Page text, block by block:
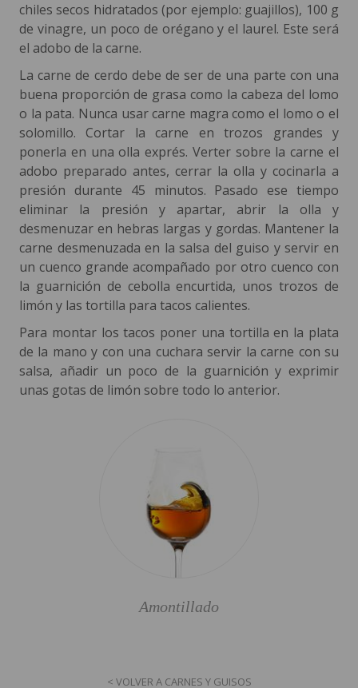
chiles secos hidratados (por ejemplo: guajillos), 100 g
de vinagre, un poco de orégano y el laurel. Este será
el adobo de la carne.
La carne de cerdo debe de ser de una parte con una
buena proporción de grasa como la cabeza del lomo
o la pata. Nunca usar carne magra como el lomo o el
solomillo. Cortar la carne en trozos grandes y
ponerla en una olla exprés. Verter sobre la carne el
adobo preparado antes, cerrar la olla y cocinarla a
presión durante 45 minutos. Pasado ese tiempo
eliminar la presión y apartar, abrir la olla y
desmenuzar en hebras largas y gordas. Mantener la
carne desmenuzada en la salsa del guiso y servir en
un cuenco grande acompañado por otro cuenco con
la guarnición de cebolla encurtida, unos trozos de
limón y las tortilla para tacos calientes.
Para montar los tacos poner una tortilla en la plata
de la mano y con una cuchara servir la carne con su
salsa, añadir un poco de la guarnición y exprimir
unas gotas de limón sobre todo lo anterior.
Amontillado
< VOLVER A CARNES Y GUISOS